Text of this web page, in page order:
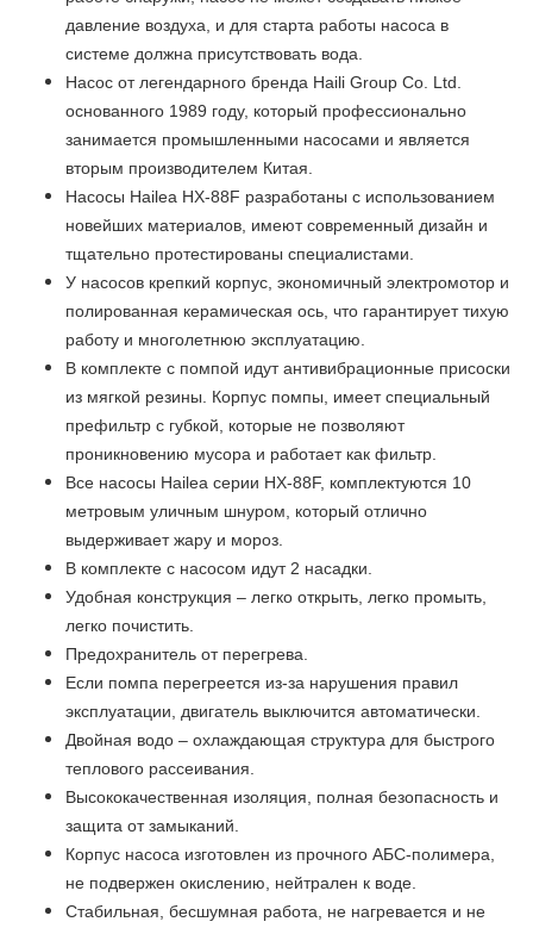
давление воздуха, и для старта работы насоса в
системе должна присутствовать вода.
Насос от легендарного бренда Haili Group Co. Ltd.
основанного 1989 году, который профессионально
занимается промышленными насосами и является
вторым производителем Китая.
Насосы Hailea HX-88F разработаны с использованием
новейших материалов, имеют современный дизайн и
тщательно протестированы специалистами.
У насосов крепкий корпус, экономичный электромотор и
полированная керамическая ось, что гарантирует тихую
работу и многолетнюю эксплуатацию.
В комплекте с помпой идут антивибрационные присоски
из мягкой резины. Корпус помпы, имеет специальный
префильтр с губкой, которые не позволяют
проникновению мусора и работает как фильтр.
Все насосы Hailea серии HX-88F, комплектуются 10
метровым уличным шнуром, который отлично
выдерживает жару и мороз.
В комплекте с насосом идут 2 насадки.
Удобная конструкция – легко открыть, легко промыть,
легко почистить.
Предохранитель от перегрева.
Если помпа перегреется из-за нарушения правил
эксплуатации, двигатель выключится автоматически.
Двойная водо – охлаждающая структура для быстрого
теплового рассеивания.
Высококачественная изоляция, полная безопасность и
защита от замыканий.
Корпус насоса изготовлен из прочного АБС-полимера,
не подвержен окислению, нейтрален к воде.
Стабильная, бесшумная работа, не нагревается и не